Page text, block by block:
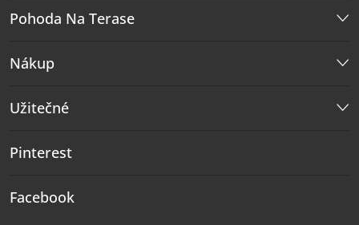
Pohoda Na Terase
Nákup
Užitečné
Pinterest
Facebook